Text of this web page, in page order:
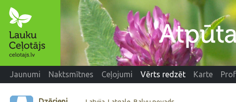
Jaunumi Naktsmītnes Ceļojumi Vērts redzēt Karte